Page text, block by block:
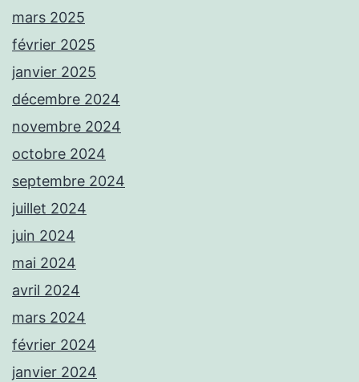
mars 2025
février 2025
janvier 2025
décembre 2024
novembre 2024
octobre 2024
septembre 2024
juillet 2024
juin 2024
mai 2024
avril 2024
mars 2024
février 2024
janvier 2024